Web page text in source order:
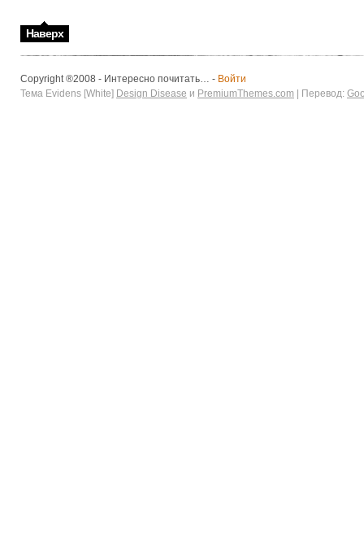
Наверх
Copyright ®2008 - Интересно почитать… - Войти
Тема Evidens [White] Design Disease и PremiumThemes.com | Перевод: